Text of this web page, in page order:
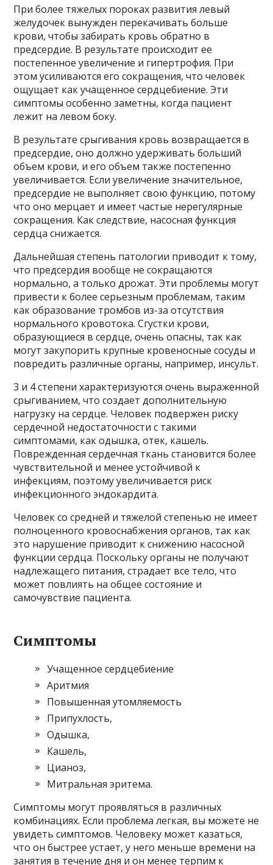
При более тяжелых пороках развития левый
желудочек вынужден перекачивать больше
крови, чтобы забирать кровь обратно в
предсердие. В результате происходит ее
постепенное увеличение и гипертрофия. При
этом усиливаются его сокращения, что человек
ощущает как учащенное сердцебиение. Эти
симптомы особенно заметны, когда пациент
лежит на левом боку.
В результате срыгивания кровь возвращается в
предсердие, оно должно удерживать больший
объем крови, и его объем также постепенно
увеличивается. Если увеличение значительное,
предсердие не выполняет свою функцию, потому
что оно мерцает и имеет частые нерегулярные
сокращения. Как следствие, насосная функция
сердца снижается.
Дальнейшая степень патологии приводит к тому,
что предсердия вообще не сокращаются
нормально, а только дрожат. Эти проблемы могут
привести к более серьезным проблемам, таким
как образование тромбов из-за отсутствия
нормального кровотока. Сгустки крови,
образующиеся в сердце, очень опасны, так как
могут закупорить крупные кровеносные сосуды и
повредить различные органы, например, инсульт.
3 и 4 степени характеризуются очень выраженной
срыгиванием, что создает дополнительную
нагрузку на сердце. Человек подвержен риску
сердечной недостаточности с такими
симптомами, как одышка, отек, кашель.
Поврежденная сердечная ткань становится более
чувствительной и менее устойчивой к
инфекциям, поэтому увеличивается риск
инфекционного эндокардита.
Человек со средней и тяжелой степенью не имеет
полноценного кровоснабжения органов, так как
это нарушение приводит к снижению насосной
функции сердца. Поскольку органы не получают
надлежащего питания, страдает все тело, что
может повлиять на общее состояние и
самочувствие пациента.
Симптомы
Учащенное сердцебиение
Аритмия
Повышенная утомляемость
Припухлость,
Одышка,
Кашель,
Цианоз,
Митральная эритема.
Симптомы могут проявляться в различных
комбинациях. Если проблема легкая, вы можете не
увидеть симптомов. Человеку может казаться,
что он быстрее устает, у него меньше времени на
занятия в течение дня и он менее терпим к